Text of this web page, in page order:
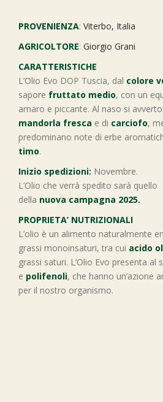
PROVENIENZA: Viterbo, Italia
AGRICOLTORE: Giorgio Grani
CARATTERISTICHE
L’Olio Evo DOP Tuscia, dal colore
sapore fruttato medio, con un
amaro e piccante. Al naso si
mandorla fresca e di carciofo,
predominano note di erbe
timo.
Inizio spedizioni: Novembre.
L’Olio che verrà spedito sarà quello
della nuova campagna 2025.
PROPRIETA’ NUTRIZIONALI
L’olio è un alimento naturalmente
grassi monoinsaturi, tra cui ​​acido
grassi saturi. L’Olio Evo presenta al
e polifenoli, che hanno un’azione
per il nostro organismo.